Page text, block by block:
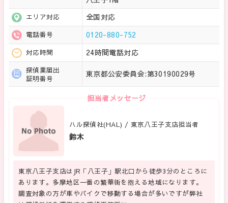
エリア対応 全国対応
電話番号 0120-880-752
対応時間 24時間電話対応
探偵業届出
証明番号
東京都公安委員会:第30190029号
担当者メッセージ
ハル探偵社(HAL) / 東京八王子支店担当者
鈴木
東京八王子支店はJR「八王子」駅北口から徒歩3分のところに
あります。多摩地区一番の繁華街を抱える地域になります。
調査対象の方が車やバイクで移動する場合が多いですが弊社